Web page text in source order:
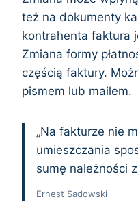
też na dokumenty
kontrahenta faktura
Zmiana formy
częścią faktury.
pismem lub mailem.
„Na fakturze nie
umieszczania
sumę należności z
Ernest Sadowski